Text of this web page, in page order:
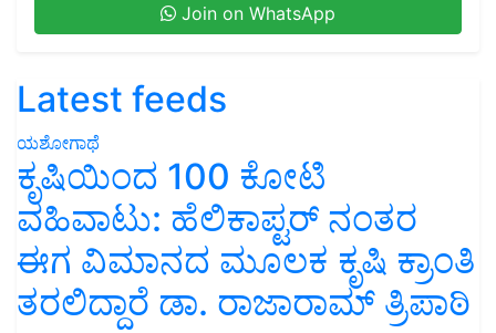
Join on WhatsApp
Latest feeds
ಯಶೋಗಾಥೆ
ಕೃಷಿಯಿಂದ 100 ಕೋಟಿ
ವಹಿವಾಟು: ಹೆಲಿಕಾಪ್ಟರ್ ನಂತರ
ಈಗ ವಿಮಾನದ ಮೂಲಕ ಕೃಷಿ ಕ್ರಾಂತಿ
ತರಲಿದ್ದಾರೆ ಡಾ. ರಾಜಾರಾಮ್ ತ್ರಿಪಾಠಿ